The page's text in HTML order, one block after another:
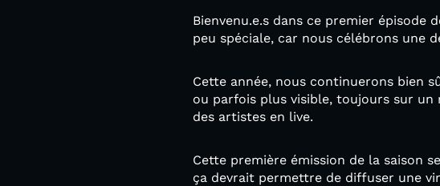
Bienvenu.e.s dans ce premier épisode
peu spéciale, car nous célébrons une
Cette année, nous continuerons bien
ou parfois plus visible, toujours sur un
des artistes en live.
Cette première émission de la saison
ça devrait permettre de diffuser une